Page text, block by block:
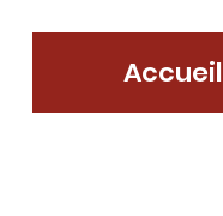
Accueil